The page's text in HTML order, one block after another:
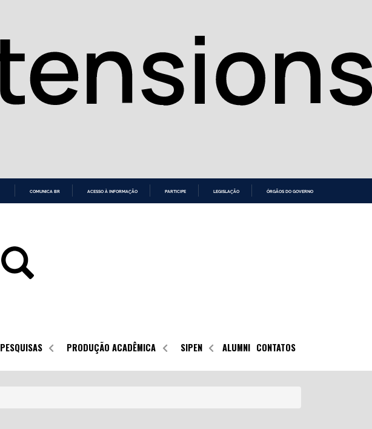
COMUNICA BR ACESSO À INFORMAÇÃO PARTICIPE LEGISLAÇÃO ÓRGÃOS DO GOVERNO
PESQUISAS PRODUÇÃO ACADÊMICA SIPEN ALUMNI CONTATOS